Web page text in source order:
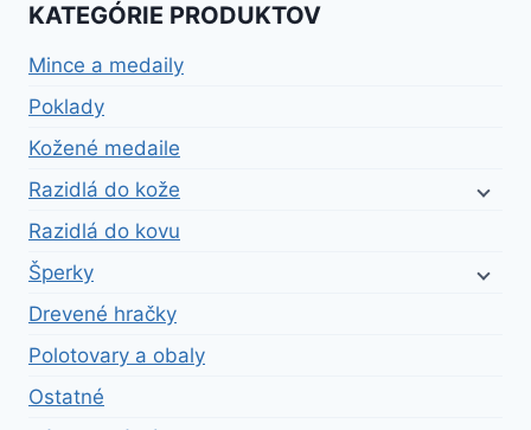
KATEGÓRIE PRODUKTOV
Mince a medaily
Poklady
Kožené medaile
Razidlá do kože
Razidlá do kovu
Šperky
Drevené hračky
Polotovary a obaly
Ostatné